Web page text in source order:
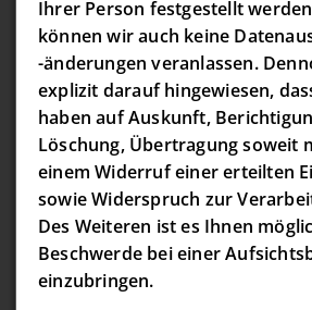
Ihrer Person festgestellt
können wir auch keine
-änderungen veranlassen.
explizit darauf hingewiesen,
haben auf Auskunft,
Löschung, Übertragung soweit
einem Widerruf einer erteilten
sowie Widerspruch zur
Des Weiteren ist es Ihnen
Beschwerde bei einer
einzubringen.